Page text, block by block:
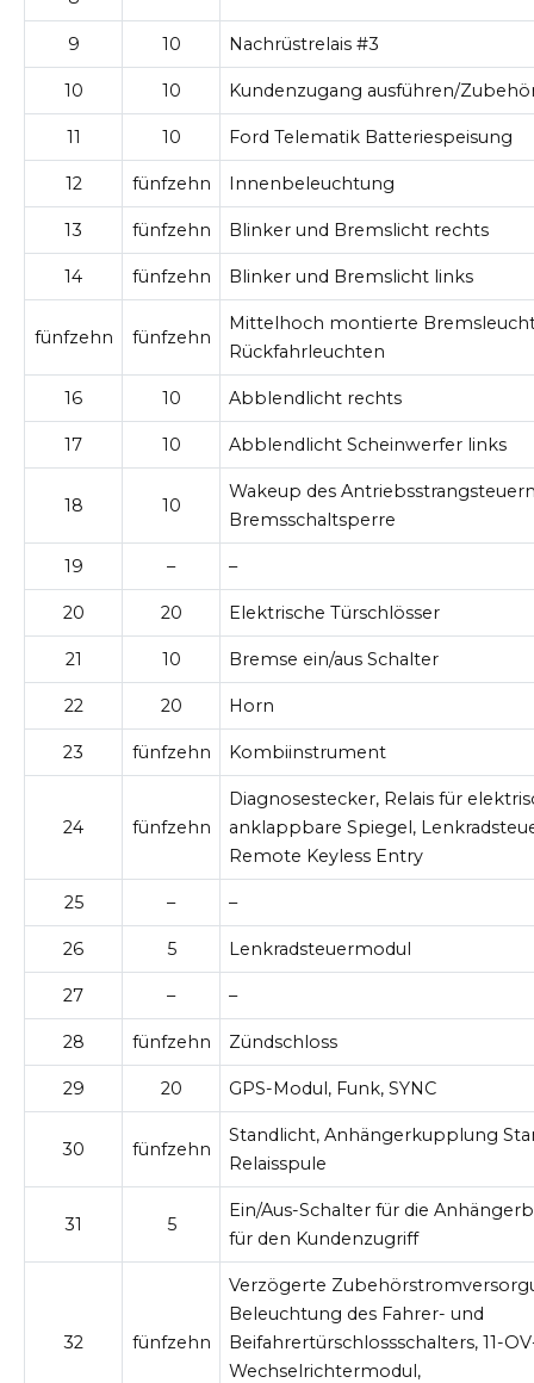
9 10 Nachrüstrelais #3
10 10 Kundenzugang ausführen/
11 10 Ford Telematik Batteriespeisung
12 fünfzehn Innenbeleuchtung
13 fünfzehn Blinker und Bremslicht rechts
14 fünfzehn Blinker und Bremslicht links
fünfzehn fünfzehn
Mittelhoch montierte
Rückfahrleuchten
16 10 Abblendlicht rechts
17 10 Abblendlicht Scheinwerfer links
18 10
Wakeup des
Bremsschaltsperre
19 – –
20 20 Elektrische Türschlösser
21 10 Bremse ein/aus Schalter
22 20 Horn
23 fünfzehn Kombiinstrument
24 fünfzehn
Diagnosestecker, Relais für
anklappbare Spiegel,
Remote Keyless Entry
25 – –
26 5 Lenkradsteuermodul
27 – –
28 fünfzehn Zündschloss
29 20 GPS-Modul, Funk, SYNC
30 fünfzehn
Standlicht, Anhängerkupplung
Relaisspule
31 5
Ein/Aus-Schalter für die
für den Kundenzugriff
32 fünfzehn
Verzögerte
Beleuchtung des Fahrer- und
Beifahrertürschlossschalters, 11-
Wechselrichtermodul,